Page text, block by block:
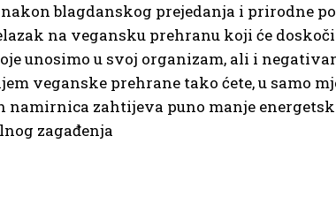
blagdanskog prejedanja i prirodne
na vegansku prehranu koji će
unosimo u svoj organizam, ali i
veganske prehrane tako ćete, u samo
zahtijeva puno manje
zagađenja